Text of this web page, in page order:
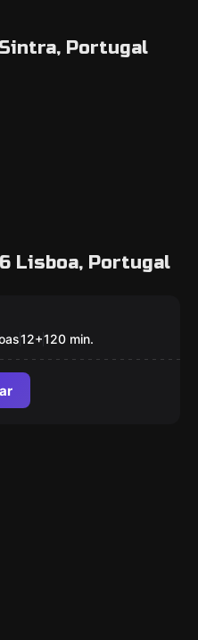
Sintra, Portugal
Lisboa, Portugal
Hunt -
Spy
12+120 min.